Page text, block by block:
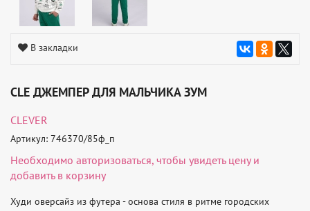
В закладки
CLE ДЖЕМПЕР ДЛЯ МАЛЬЧИКА ЗУМ
CLEVER
Артикул: 746370/85ф_п
Необходимо авторизоваться, чтобы увидеть цену и
добавить в корзину
Худи оверсайз из футера - основа стиля в ритме городских